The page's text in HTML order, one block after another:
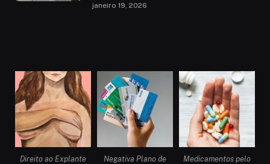
janeiro 19, 2026
Direito ao Explante
Negativa Plano de
Medicamentos pelo